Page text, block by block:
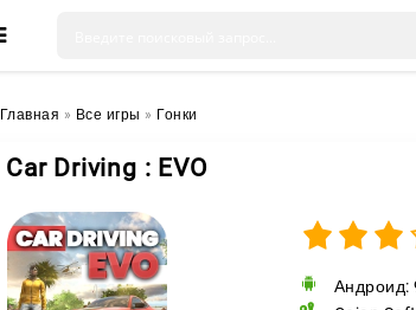
Главная » Все игры » Гонки
Car Driving : EVO
Андроид: